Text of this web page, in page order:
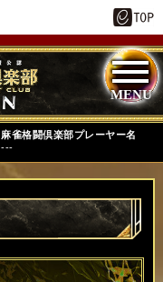
麻雀格闘倶楽部プレーヤー名
---